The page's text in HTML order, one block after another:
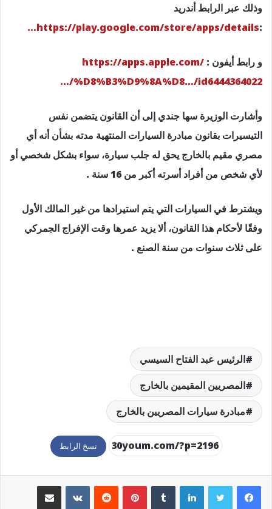
وذلك عبر الرابط أندريد
:
https://play.google.com/store/apps/details…
و رابط أيفون : https://apps.apple.com/
…/%D8%B3%D9%8A%D8…/id6444364022
وأشارت الوزيرة سها جندي إلى أن القانون يتضمن نفس
التيسيرات بقانون مبادرة السيارات المنتهية مدته بشأن أنه أي
مصري مقيم بالخارج يحق له جلب سيارة، سواء بشكل شخصي أو
لأي شخص من أفراد أسرته أكبر من 16 سنة .
ويشترط في السيارات التي يتم استيرادها من غير المالك الأول
وفقًا لأحكام هذا القانون، ألا يزيد عمرها وقت الإفراج الجمركي
على ثلاث سنوات من سنة الصنع .
الرئيس عبد الفتاح السيسي
المصريين المقيمين بالخارج
مبادرة سيارات المصريين بالخارج
نسخ الرابط
لينكدإن بينتيريست مشاركة عبر البريد